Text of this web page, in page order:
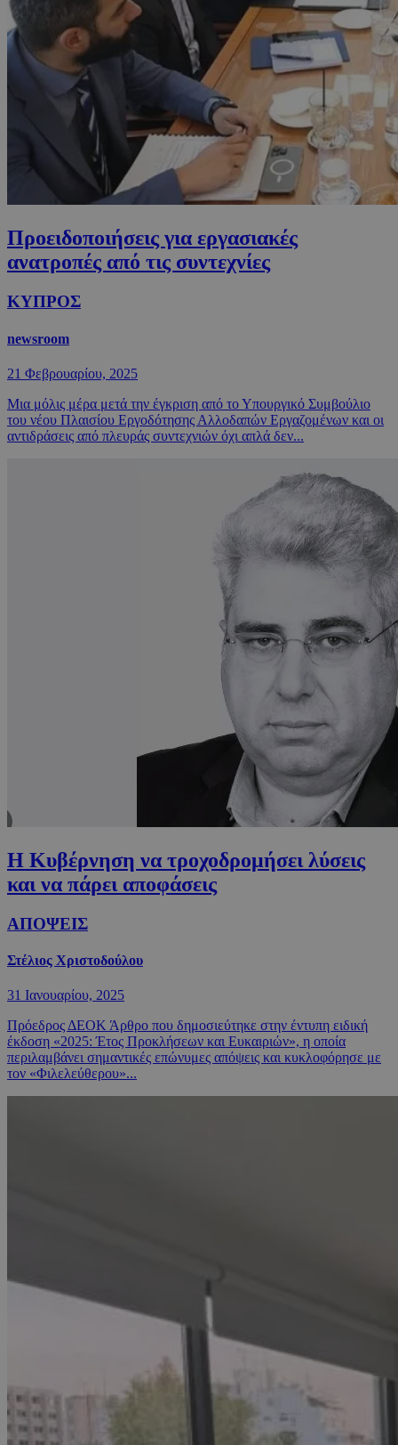
Προειδοποιήσεις για εργασιακές
ανατροπές από τις συντεχνίες
ΚΥΠΡΟΣ
newsroom
21 Φεβρουαρίου, 2025
Μια μόλις μέρα μετά την έγκριση από το Υπουργικό Συμβούλιο
του νέου Πλαισίου Εργοδότησης Αλλοδαπών Εργαζομένων και οι
αντιδράσεις από πλευράς συντεχνιών όχι απλά δεν...
Η Κυβέρνηση να τροχοδρομήσει λύσεις
και να πάρει αποφάσεις
ΑΠΟΨΕΙΣ
Στέλιος Χριστοδούλου
31 Ιανουαρίου, 2025
Πρόεδρος ΔΕΟΚ Άρθρο που δημοσιεύτηκε στην έντυπη ειδική
έκδοση «2025: Έτος Προκλήσεων και Ευκαιριών», η οποία
περιλαμβάνει σημαντικές επώνυμες απόψεις και κυκλοφόρησε με
τον «Φιλελεύθερου»...